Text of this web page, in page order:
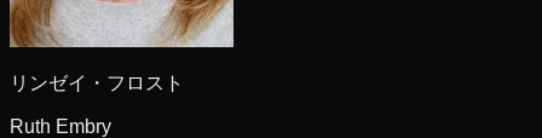
リンゼイ・フロスト
Ruth Embry